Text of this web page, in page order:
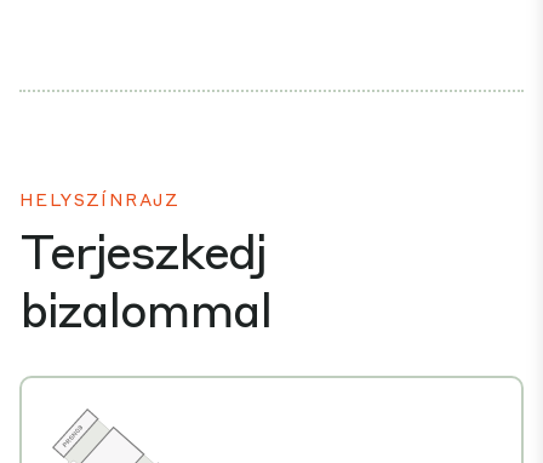
HELYSZÍNRAJZ
Terjeszkedj
bizalommal